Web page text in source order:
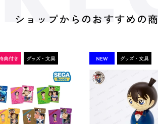
ショップからのおすすめの